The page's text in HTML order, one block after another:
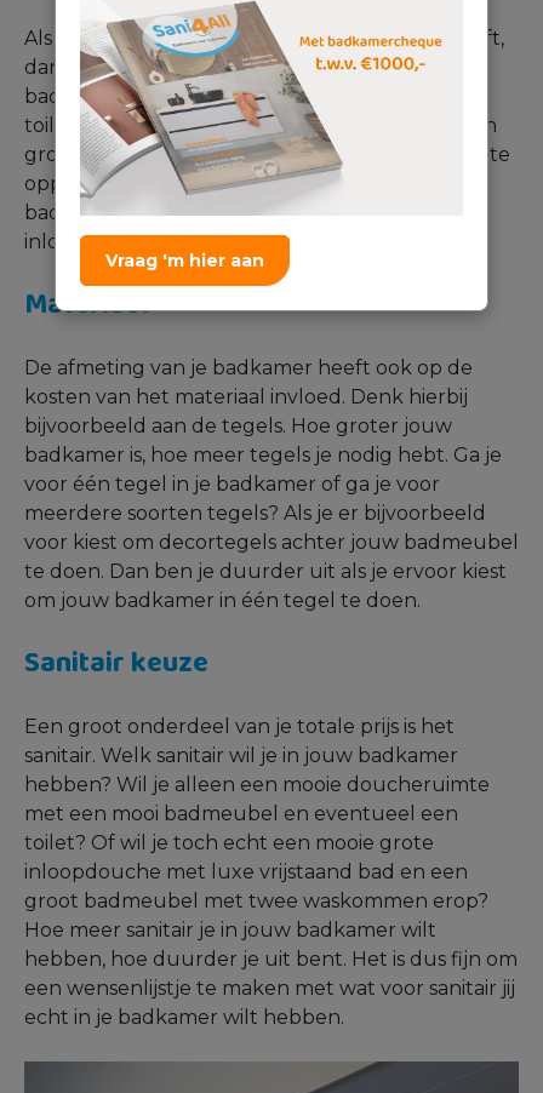
Vraag 'm hier aan
Als jouw badkamer een kleine oppervlakte heeft,
dan kies je waarschijnlijk alleen voor een klein
badmeubel, kleine doucheruimte en evt. een
toilet. Dan kan je minder sanitair kwijt dan bij een
grote badkamer. Bij een badkamer met een grote
oppervlakte ga je waarschijnlijk voor een groot
badmeubel met 2 waskommen, een grote
inloopdouche, een bad en een toilet.
Materiaal
De afmeting van je badkamer heeft ook op de
kosten van het materiaal invloed. Denk hierbij
bijvoorbeeld aan de tegels. Hoe groter jouw
badkamer is, hoe meer tegels je nodig hebt. Ga je
voor één tegel in je badkamer of ga je voor
meerdere soorten tegels? Als je er bijvoorbeeld
voor kiest om decortegels achter jouw badmeubel
te doen. Dan ben je duurder uit als je ervoor kiest
om jouw badkamer in één tegel te doen.
Sanitair keuze
Een groot onderdeel van je totale prijs is het
sanitair. Welk sanitair wil je in jouw badkamer
hebben? Wil je alleen een mooie doucheruimte
met een mooi badmeubel en eventueel een
toilet? Of wil je toch echt een mooie grote
inloopdouche met luxe vrijstaand bad en een
groot badmeubel met twee waskommen erop?
Hoe meer sanitair je in jouw badkamer wilt
hebben, hoe duurder je uit bent. Het is dus fijn om
een wensenlijstje te maken met wat voor sanitair jij
echt in je badkamer wilt hebben.